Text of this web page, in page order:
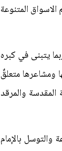
المتنوعة
يتبنى في كبره
ومشاعرها متعلقٌ
المقدسة والمرقد
بالإمام